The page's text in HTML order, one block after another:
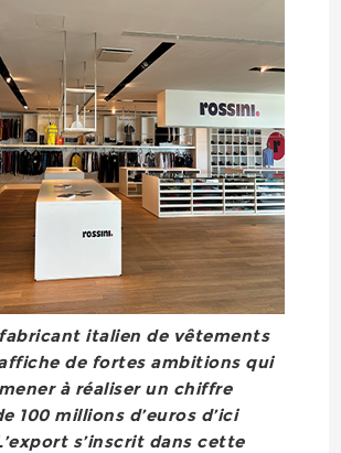
italien de vêtements
de fortes ambitions qui
à réaliser un chiffre
100 millions d’euros d’ici
s’inscrit dans cette